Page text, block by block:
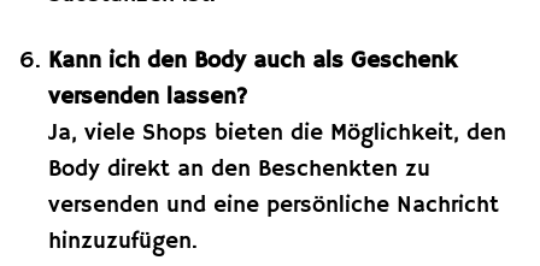
Kann ich den Body auch als Geschenk
versenden lassen?
Ja, viele Shops bieten die Möglichkeit, den
Body direkt an den Beschenkten zu
versenden und eine persönliche Nachricht
hinzuzufügen.